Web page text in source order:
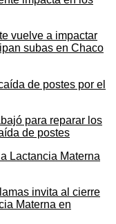
vuelve a impactar
subas en Chaco
para reparar los
de postes
invita al cierre
Materna en